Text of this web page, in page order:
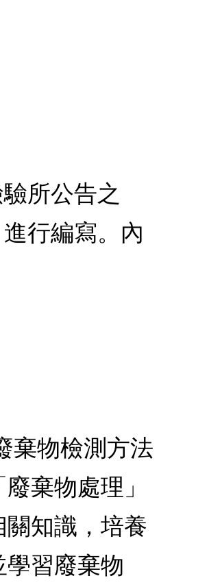
所公告之
行編寫。內
棄物檢測方法
棄物處理」
知識，培養
習廢棄物